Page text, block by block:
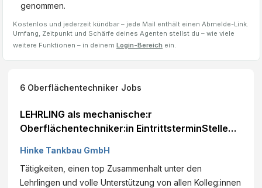
genommen.
Kostenlos und jederzeit kündbar – jede Mail enthält einen Abmelde-Link.
Umfang, Zeitpunkt und Schärfe deines Agenten stellst du – wie viele
weitere Funktionen – in deinem Login-Bereich ein.
6 Oberflächentechniker Jobs
LEHRLING als mechanische:r
Oberflächentechniker:in EintrittsterminStelle
Hinke Tankbau GmbH
Tätigkeiten, einen top Zusammenhalt unter den
Lehrlingen und volle Unterstützung von allen Kolleg:innen